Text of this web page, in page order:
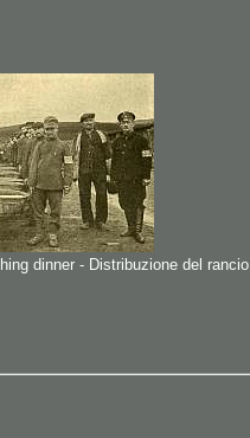
dinner - Distribuzione del rancio